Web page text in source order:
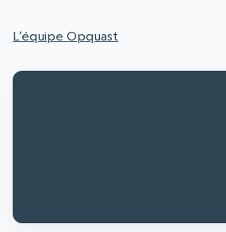
L’équipe Opquast